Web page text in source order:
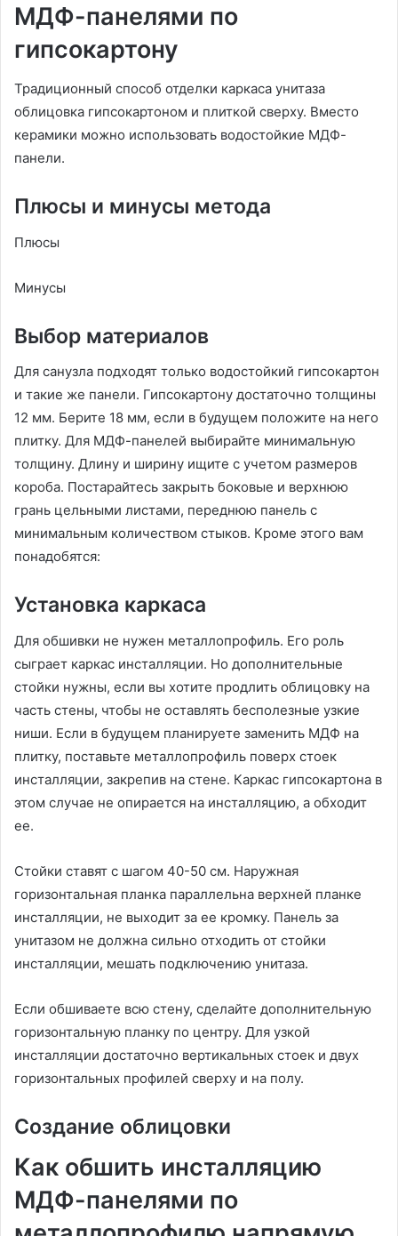
МДФ-панелями по
гипсокартону
Традиционный способ отделки каркаса унитаза
облицовка гипсокартоном и плиткой сверху. Вместо
керамики можно использовать водостойкие МДФ-
панели.
Плюсы и минусы метода
Плюсы
Минусы
Выбор материалов
Для санузла подходят только водостойкий гипсокартон
и такие же панели. Гипсокартону достаточно толщины
12 мм. Берите 18 мм, если в будущем положите на него
плитку. Для МДФ-панелей выбирайте минимальную
толщину. Длину и ширину ищите с учетом размеров
короба. Постарайтесь закрыть боковые и верхнюю
грань цельными листами, переднюю панель с
минимальным количеством стыков. Кроме этого вам
понадобятся:
Установка каркаса
Для обшивки не нужен металлопрофиль. Его роль
сыграет каркас инсталляции. Но дополнительные
стойки нужны, если вы хотите продлить облицовку на
часть стены, чтобы не оставлять бесполезные узкие
ниши. Если в будущем планируете заменить МДФ на
плитку, поставьте металлопрофиль поверх стоек
инсталляции, закрепив на стене. Каркас гипсокартона в
этом случае не опирается на инсталляцию, а обходит
ее.
Стойки ставят с шагом 40-50 см. Наружная
горизонтальная планка параллельна верхней планке
инсталляции, не выходит за ее кромку. Панель за
унитазом не должна сильно отходить от стойки
инсталляции, мешать подключению унитаза.
Если обшиваете всю стену, сделайте дополнительную
горизонтальную планку по центру. Для узкой
инсталляции достаточно вертикальных стоек и двух
горизонтальных профилей сверху и на полу.
Создание облицовки
Как обшить инсталляцию
МДФ-панелями по